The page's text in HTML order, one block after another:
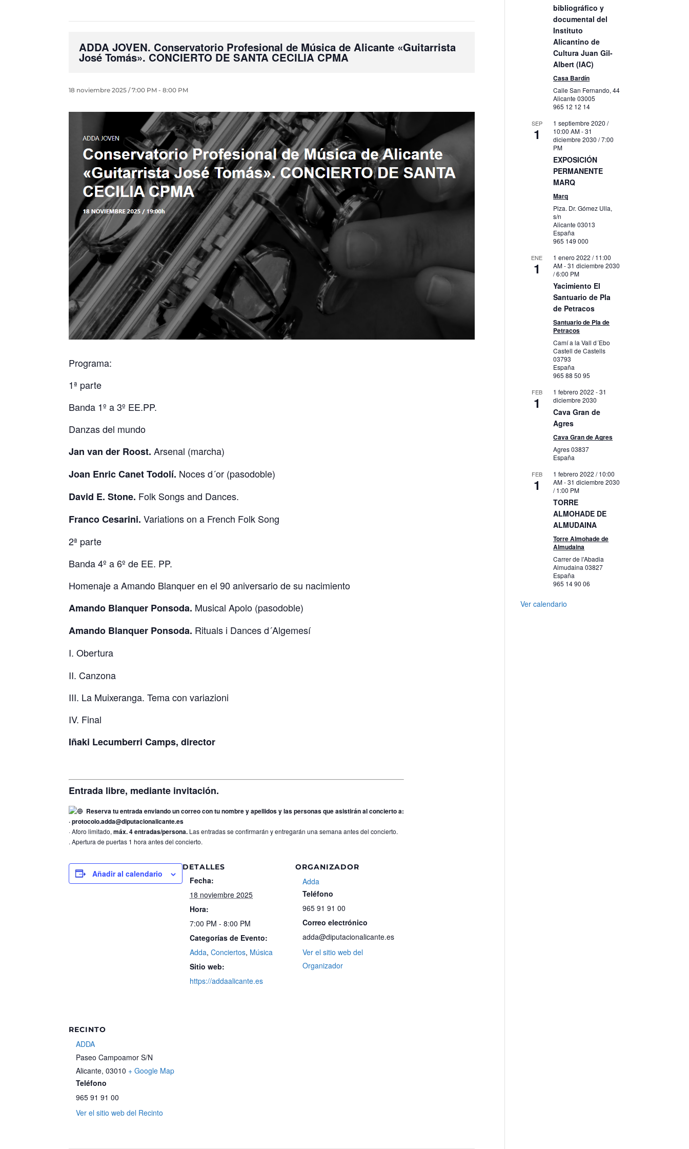
ADDA JOVEN. Conservatorio Profesional de Música de Alicante «Guitarrista
José Tomás». CONCIERTO DE SANTA CECILIA CPMA
18 noviembre 2025 / 7:00 PM -8:00 PM
Programa:
1ª parte
Banda 1º a 3º EE.PP.
Danzas del mundo
Jan van der Roost. Arsenal (marcha)
Joan Enric Canet Todolí. Noces d´or (pasodoble)
David E. Stone. Folk Songs and Dances.
Franco Cesarini.Variations on a French Folk Song
2ª parte
Banda 4º a 6º de EE. PP.
Homenaje a Amando Blanquer en el 90 aniversario de su nacimiento
Amando Blanquer Ponsoda. Musical Apolo (pasodoble)
Amando Blanquer Ponsoda. Rituals i Dances d´Algemesí
I. Obertura
II. Canzona
III. La Muixeranga. Tema con variazioni
IV. Final
Iñaki Lecumberri Camps, director
Entrada libre, mediante invitación.
Reserva tu entrada enviando un correo con tu nombre y apellidos y las personas que asistirán al concierto a:
· protocolo.adda@diputacionalicante.es
· Aforo limitado,máx. 4 entradas/persona. Las entradas se confirmarán y entregarán una semana antes del concierto.
. Apertura de puertas 1 hora antes del concierto.
Añadir al calendario
DETALLES
Fecha:
18 noviembre 2025
Hora:
7:00 PM - 8:00 PM
Categorías de Evento:
Adda,Conciertos, Música
Sitio web:
https://addaalicante.es
ORGANIZADOR
Adda
Teléfono
965 91 91 00
Correo electrónico
adda@diputacionalicante.es
Ver el sitio web del
Organizador
RECINTO
ADDA
Paseo Campoamor S/N
Alicante, 03010 + Google Map
Teléfono
965 91 91 00
Ver el sitio web del Recinto
bibliográfico y
documental del
Instituto
Alicantino de
Cultura Juan Gil-
Albert (IAC)
Casa Bardín
Calle San Fernando, 44
Alicante03005
965 12 12 14
SEP
1
1 septiembre 2020 /
10:00 AM-31
diciembre 2030 / 7:00
PM
EXPOSICIÓN
PERMANENTE
MARQ
Marq
Plza. Dr. Gómez Ulla,
s/n
Alicante03013
España
965 149 000
ENE
1
1 enero 2022 / 11:00
AM-31 diciembre 2030
/ 6:00 PM
Yacimiento El
Santuario de Pla
de Petracos
Santuario de Pla de
Petracos
Camí a la Vall d´Ebo
Castell de Castells
03793
España
965 88 50 95
FEB
1
1 febrero 2022 -31
diciembre 2030
Cava Gran de
Agres
Cava Gran de Agres
Agres03837
España
FEB
1
1 febrero 2022 / 10:00
AM-31 diciembre 2030
/ 1:00 PM
TORRE
ALMOHADE DE
ALMUDAINA
Torre Almohade de
Almudaina
Carrer de l'Abadia
Almudaina03827
España
965 14 90 06
Ver calendario